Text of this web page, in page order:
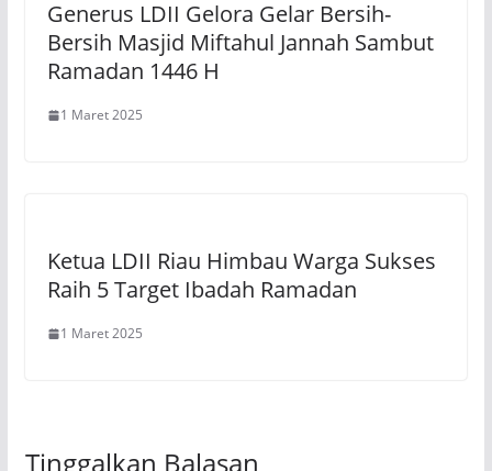
Generus LDII Gelora Gelar Bersih-
Bersih Masjid Miftahul Jannah Sambut
Ramadan 1446 H
1 Maret 2025
Ketua LDII Riau Himbau Warga Sukses
Raih 5 Target Ibadah Ramadan
1 Maret 2025
Tinggalkan Balasan